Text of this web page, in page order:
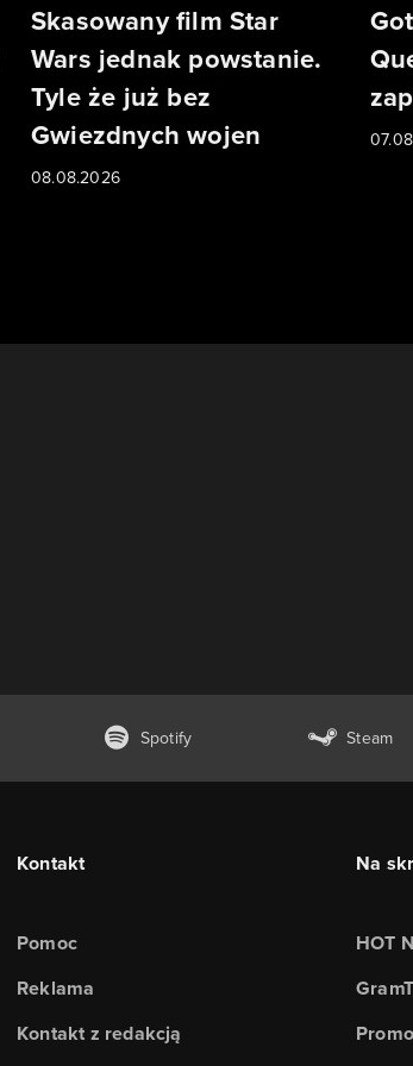
Skasowany film Star
Wars jednak powstanie.
Tyle że już bez
Gwiezdnych wojen
08.08.2026
Spotify Steam
Kontakt
Pomoc
Reklama
Kontakt z redakcją
Na
HOT